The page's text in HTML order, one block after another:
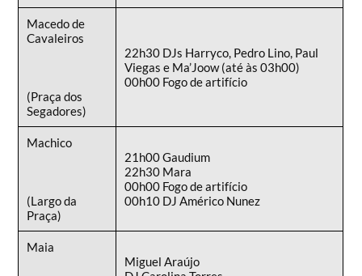
Macedo de
Cavaleiros
(Praça dos
Segadores)
22h30 DJs Harryco, Pedro Lino, Paul
Viegas e Ma’Joow (até às 03h00)
00h00 Fogo de artifício
Machico
(Largo da
Praça)
21h00 Gaudium
22h30 Mara
00h00 Fogo de artifício
00h10 DJ Américo Nunez
Maia
Miguel Araújo